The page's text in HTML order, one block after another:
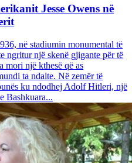
Jesse Owens në
në stadiumin monumental të
ngritur një skenë gjigante për të
një kthesë që as
ta ndalte. Në zemër të
ku ndodhej Adolf Hitleri, një
Bashkuara...